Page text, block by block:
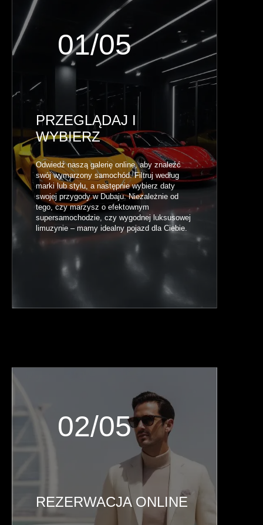
01/05
PRZEGLĄDAJ I
WYBIERZ
Odwiedź naszą galerię online, aby znaleźć
swój wymarzony samochód. Filtruj według
marki lub stylu, a następnie wybierz daty
swojej przygody w Dubaju. Niezależnie od
tego, czy marzysz o efektownym
supersamochodzie, czy wygodnej luksusowej
limuzynie – mamy idealny pojazd dla Ciebie.
02/05
REZERWACJA ONLINE